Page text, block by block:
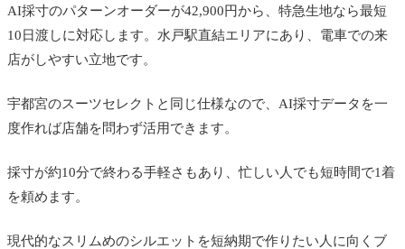
AI採寸のパターンオーダーが42,900円から、特急生地なら最短
10日渡しに対応します。水戸駅直結エリアにあり、電車での来
店がしやすい立地です。
宇都宮のスーツセレクトと同じ仕様なので、AI採寸データを一
度作れば店舗を問わず活用できます。
採寸が約10分で終わる手軽さもあり、忙しい人でも短時間で1着
を頼めます。
現代的なスリムめのシルエットを短納期で作りたい人に向くブ